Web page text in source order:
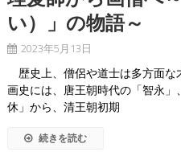
い）」の物語～
2023年5月13日
歴史上、僧侶や道士は多方面
画史には、唐王朝時代の「智永
休」から、清王朝初期
続きを読む